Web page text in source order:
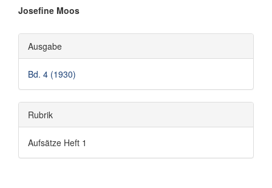
Hauptsächlicher
Josefine Moos
Artikel-
Details
Ausgabe
Bd. 4 (1930)
Rubrik
Aufsätze Heft 1